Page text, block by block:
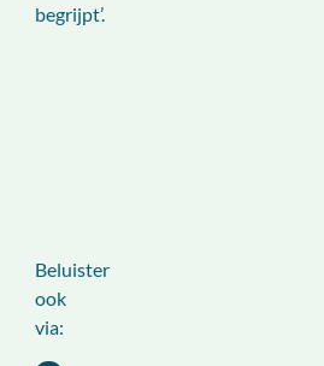
begrijpt’.
Beluister
ook
via: